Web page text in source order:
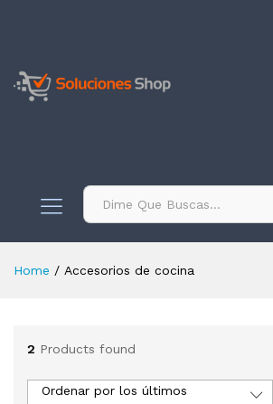
Home / Accesorios de cocina
2 Products found
Ordenar por los últimos